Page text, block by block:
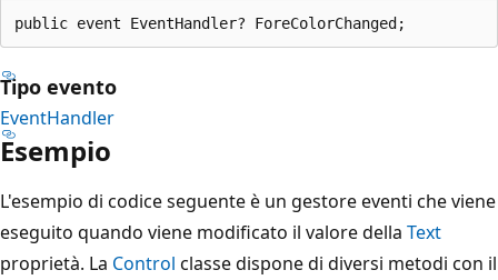
public event EventHandler? ForeColorChanged;
Tipo evento
EventHandler
Esempio
L'esempio di codice seguente è un gestore eventi che viene
eseguito quando viene modificato il valore della Text
proprietà. La Control classe dispone di diversi metodi con il